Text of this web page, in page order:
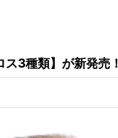
3種類】が新発売！